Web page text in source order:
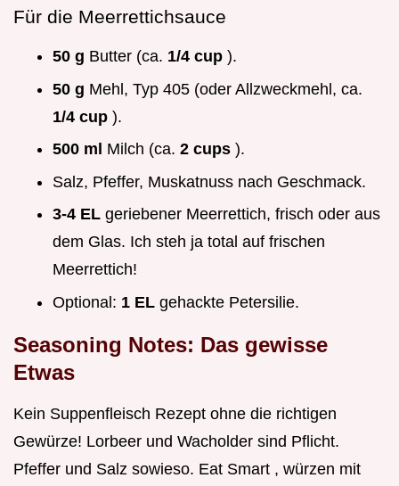
Für die Meerrettichsauce
50 g Butter (ca. 1/4 cup ).
50 g Mehl, Typ 405 (oder Allzweckmehl, ca.
1/4 cup ).
500 ml Milch (ca. 2 cups ).
Salz, Pfeffer, Muskatnuss nach Geschmack.
3-4 EL geriebener Meerrettich, frisch oder aus
dem Glas. Ich steh ja total auf frischen
Meerrettich!
Optional: 1 EL gehackte Petersilie.
Seasoning Notes: Das gewisse
Etwas
Kein Suppenfleisch Rezept ohne die richtigen
Gewürze! Lorbeer und Wacholder sind Pflicht.
Pfeffer und Salz sowieso. Eat Smart , würzen mit